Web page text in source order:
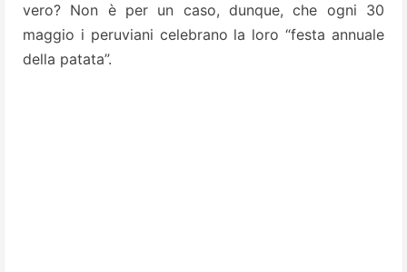
vero? Non è per un caso, dunque, che ogni 30
maggio i peruviani celebrano la loro “festa annuale
della patata”.